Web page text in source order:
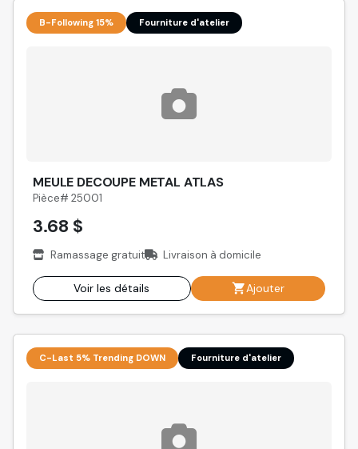
B-Following 15% Fourniture d'atelier
MEULE DECOUPE METAL ATLAS
Pièce# 25001
3.68 $
Ramassage gratuit Livraison à domicile
Voir les détails Ajouter
C-Last 5% Trending DOWN Fourniture d'atelier